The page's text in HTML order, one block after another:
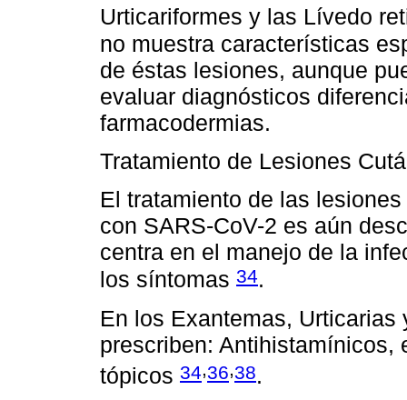
Urticariformes y las Lívedo
no muestra características
de éstas lesiones, aunque
evaluar diagnósticos
farmacodermias.
Tratamiento de Lesiones
El tratamiento de las
con SARS-CoV-2 es aún
centra en el manejo de la
los síntomas 34.
En los Exantemas,
prescriben: Antihistamínicos,
tópicos 34 36 38.